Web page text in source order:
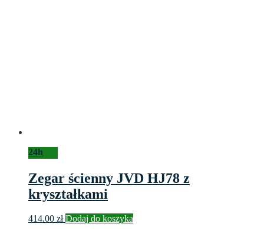
24h
Zegar ścienny JVD HJ78 z
kryształkami
414.00 zł Dodaj do koszyka